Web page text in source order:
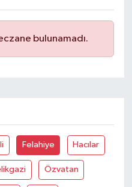
bulunamadı.
Felahiye Hacılar
Özvatan